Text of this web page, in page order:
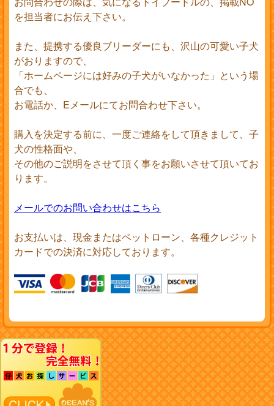
を担当者にお伝え下さい。
また、提携する優良ブリーダーにも、沢山の可愛い子犬
がおりますので、
「ホームページには好みの子犬がいなかった」という場
合でも、
お電話か、Eメールにてお問合わせ下さい。
購入を決定する前に、一度ご連絡をして頂きまして、子
犬の性格面や、
その他のご説明をさせて頂く事をお願いさせて頂いてお
ります。
メールでのお問い合わせはこちら
お支払いは、現金またはペットローン、各種クレジット
カードでの決済に対応しております。